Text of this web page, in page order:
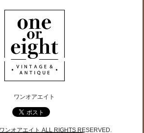
ワンオアエイト
ンオアエイト ALL RIGHTS RESERVED.